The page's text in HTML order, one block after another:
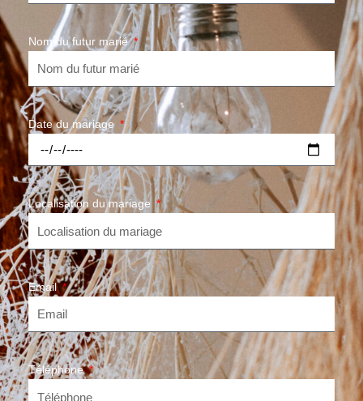
Nom du futur marié
Date du mariage
Localisation du mariage
Email
Téléphone